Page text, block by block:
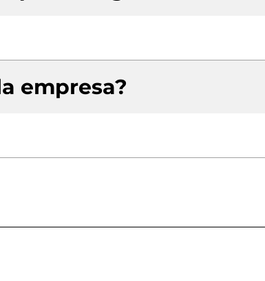
empresa?